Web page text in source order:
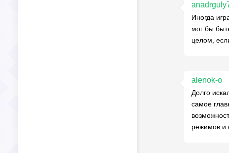
Иногда
мог бы
целом,
alenok-o
Долго
самое
режимов и